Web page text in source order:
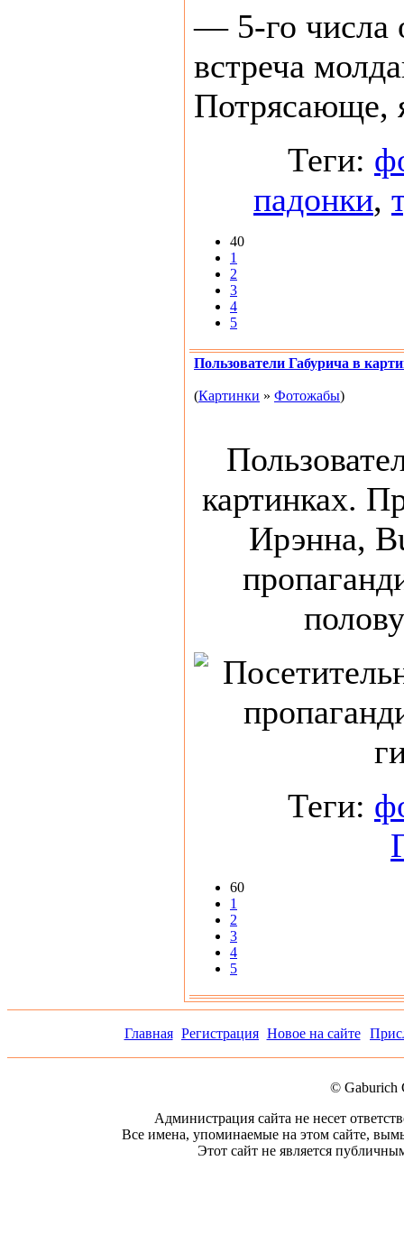
— 5-го числа
встреча
Потрясающе,
Теги:
падонки,
40
1
2
3
4
5
Пользователи Габурича в
(Картинки » Фотожабы)
картинках.
Ирэнна,
Теги:
60
1
2
3
4
5
Главная Регистрация Новое на сайте
© Gaburich
Администрация сайта не несет
Все имена, упоминаемые на этом сайте,
Этот сайт не является